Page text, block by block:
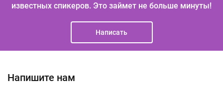
известных спикеров. Это займет не больше минуты!
Написать
Напишите нам